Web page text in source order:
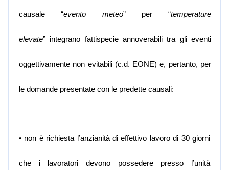
causale “evento meteo” per “temperature
elevate” integrano fattispecie annoverabili tra gli eventi
oggettivamente non evitabili (c.d. EONE) e, pertanto, per
le domande presentate con le predette causali:
• non è richiesta l’anzianità di effettivo lavoro di 30 giorni
che i lavoratori devono possedere presso l’unità